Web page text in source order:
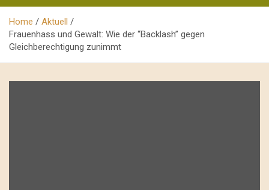
Home
Aktuell
Frauenhass und Gewalt: Wie der “Backlash” gegen
Gleichberechtigung zunimmt